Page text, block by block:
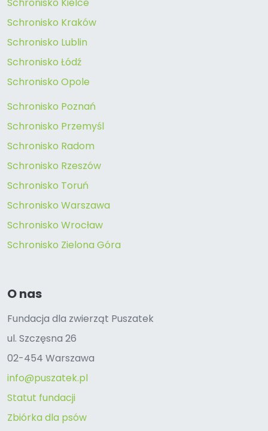
Schronisko Kraków
Schronisko Lublin
Schronisko Łódź
Schronisko Opole
Schronisko Poznań
Schronisko Przemyśl
Schronisko Radom
Schronisko Rzeszów
Schronisko Toruń
Schronisko Warszawa
Schronisko Wrocław
Schronisko Zielona Góra
O nas
Fundacja dla zwierząt Puszatek
ul. Szczęsna 26
02-454 Warszawa
info@puszatek.pl
Statut fundacji
Zbiórka dla psów